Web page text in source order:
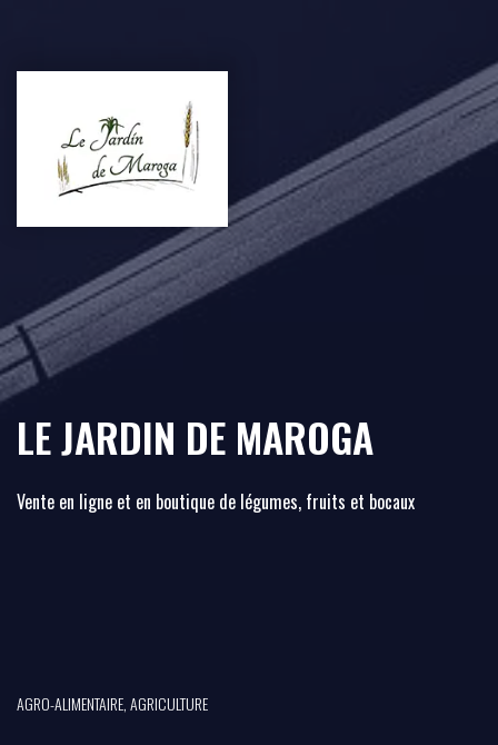
LE JARDIN DE MAROGA
Vente en ligne et en boutique de légumes, fruits et bocaux
AGRO-ALIMENTAIRE, AGRICULTURE